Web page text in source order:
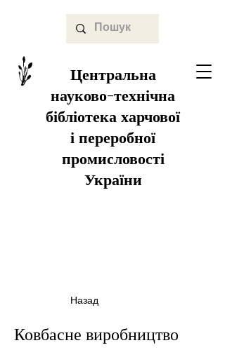
Центральна
науково-технічна
бібліотека харчової
і переробної
промисловості
України
Назад
Ковбасне виробництво